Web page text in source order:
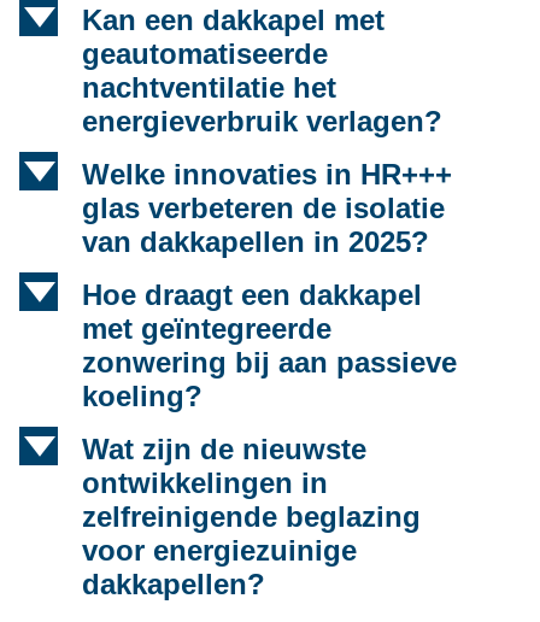
d
Kan een dakkapel met
geautomatiseerde
nachtventilatie het
energieverbruik verlagen?
d
Welke innovaties in HR+++
glas verbeteren de isolatie
van dakkapellen in 2025?
d
Hoe draagt een dakkapel
met geïntegreerde
zonwering bij aan passieve
koeling?
d
Wat zijn de nieuwste
ontwikkelingen in
zelfreinigende beglazing
voor energiezuinige
dakkapellen?